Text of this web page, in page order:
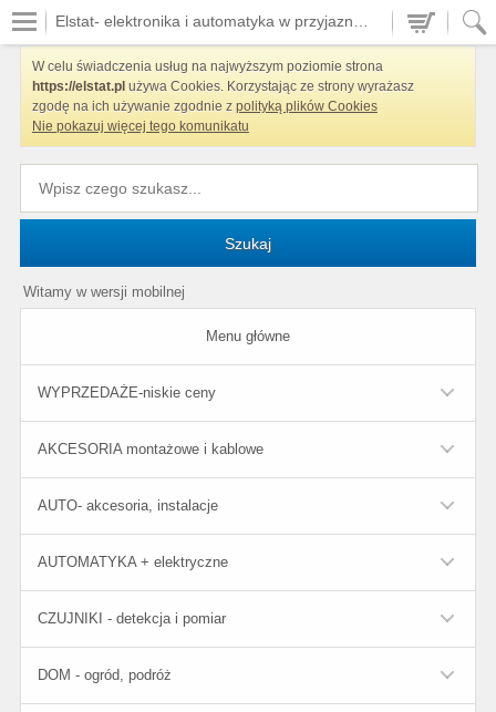
W celu świadczenia usług na najwyższym poziomie strona
https://elstat.pl używa Cookies. Korzystając ze strony wyrażasz
zgodę na ich używanie zgodnie z polityką plików Cookies
Nie pokazuj więcej tego komunikatu
Szukaj
Witamy w wersji mobilnej
Menu główne
WYPRZEDAŻE-niskie ceny
AKCESORIA montażowe i kablowe
AUTO- akcesoria, instalacje
AUTOMATYKA + elektryczne
CZUJNIKI - detekcja i pomiar
DOM - ogród, podróż